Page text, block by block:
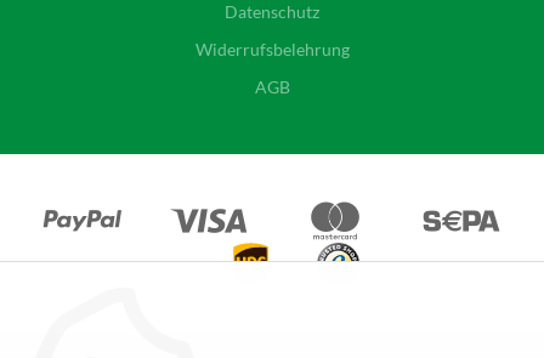
Datenschutz
Widerrufsbelehrung
AGB